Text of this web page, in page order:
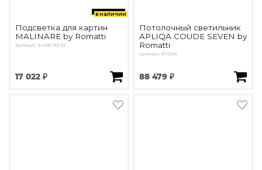
в наличии
Подсветка для картин
MALINARE by Romatti
Артикул: SL595.701.01
17 022 ₽
Потолочный светильник
APLIQA COUDE SEVEN by
Romatti
Артикул: PT1246
88 479 ₽